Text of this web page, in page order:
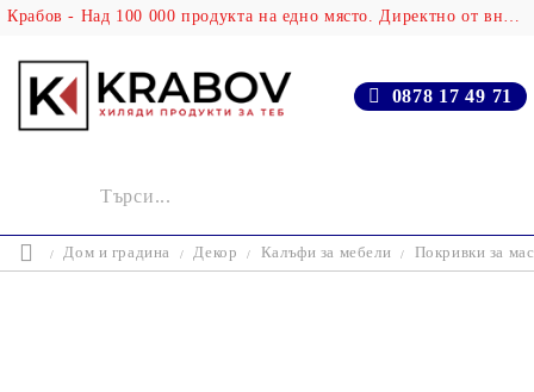
Крабов - Над 100 000 продукта на едно място. Директно от вносителя!
0878 17 49 71
Дом и градина Декор Калъфи за мебели Покривки за